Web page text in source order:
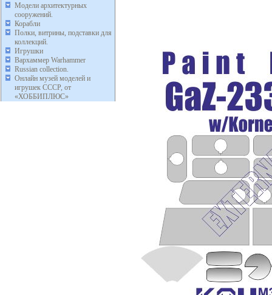
Модели архитектурных
сооружений.
Корабли
Полки, витрины, подставки для
коллекций.
Игрушки
Вархаммер Warhammer
Russian collection.
Онлайн музей моделей и
игрушек СССР, от
«ХОББИПЛЮС»